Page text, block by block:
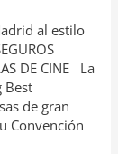
al estilo
DE CINE La
Best
de gran
Convención